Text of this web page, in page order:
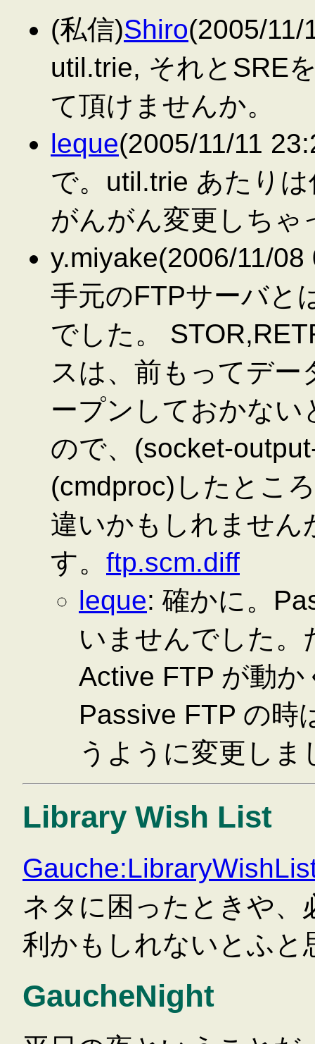
(私信)Shiro(2005/11/
util.trie, それとSRE
て頂けませんか。
leque(2005/11/11
で。util.trie あたり
がんがん変更しちゃ
y.miyake(2006/11/
手元のFTPサーバと
でした。
スは、前もってデ
ープンしておかな
ので、(socket-
(cmdproc)したとこ
違いかもしれません
す。 ftp.scm.diff
leque: 確かに。
いませんでした
Active FTP が動
Passive FTP の時
うように変更しま
Library Wish List
ネタに困ったときや、
利かもしれないとふ
GaucheNight